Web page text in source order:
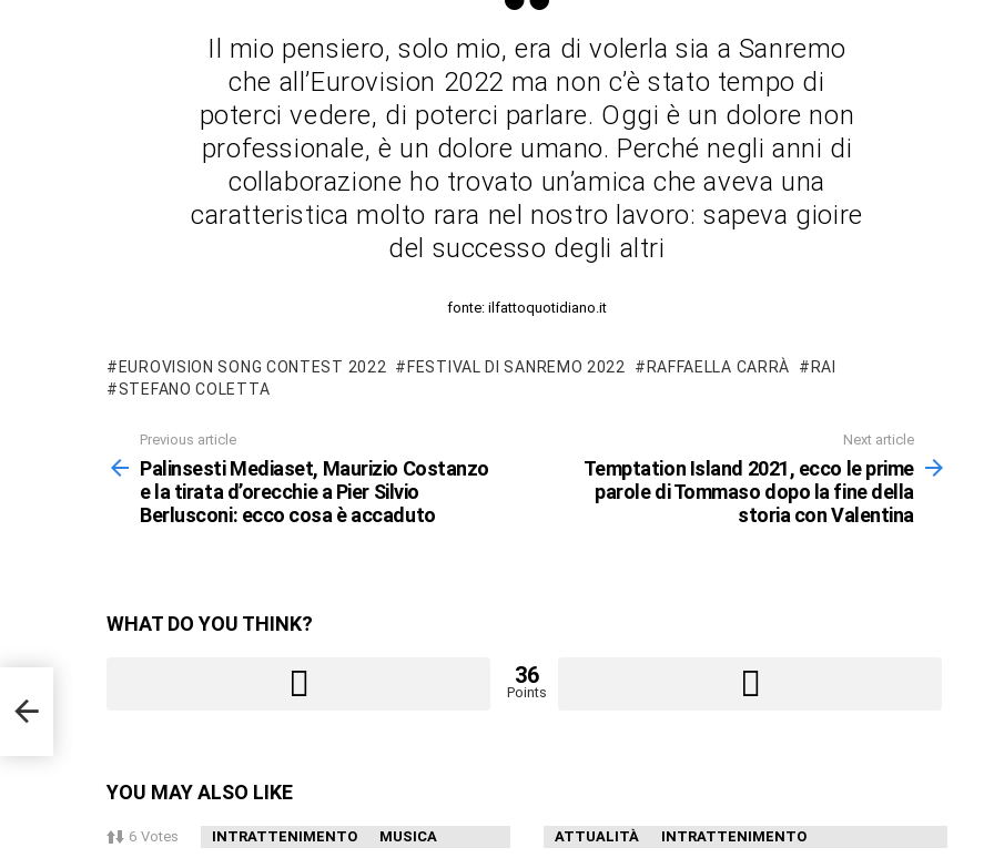
Il mio pensiero, solo mio, era di volerla sia a Sanremo
che all’Eurovision 2022 ma non c’è stato tempo di
poterci vedere, di poterci parlare. Oggi è un dolore non
professionale, è un dolore umano. Perché negli anni di
collaborazione ho trovato un’amica che aveva una
caratteristica molto rara nel nostro lavoro: sapeva gioire
del successo degli altri
fonte: ilfattoquotidiano.it
EUROVISION SONG CONTEST 2022 FESTIVAL DI SANREMO 2022 RAFFAELLA CARRÀ
RAI
STEFANO COLETTA
more
Previous article
Palinsesti Mediaset, Maurizio Costanzo
e la tirata d’orecchie a Pier Silvio
Berlusconi: ecco cosa è accaduto
Next article
Temptation Island 2021, ecco le prime
parole di Tommaso dopo la fine della
storia con Valentina
WHAT DO YOU THINK?
36
Points
YOU MAY ALSO LIKE
6 Votes INTRATTENIMENTO MUSICA ATTUALITÀ INTRATTENIMENTO